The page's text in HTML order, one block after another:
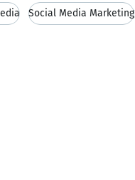
Social Media Marketing